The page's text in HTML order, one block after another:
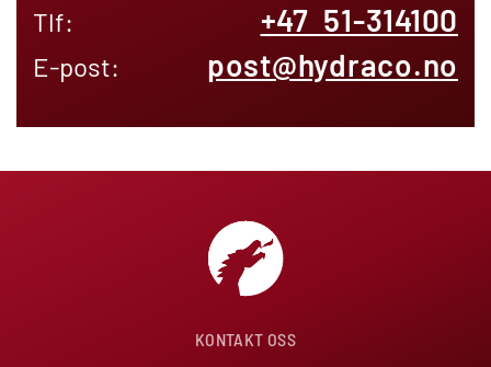
Tlf: +47 51-314100
E-post: post@hydraco.no
KONTAKT OSS